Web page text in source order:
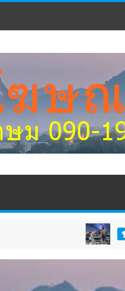
SPORTS & TRAVEL